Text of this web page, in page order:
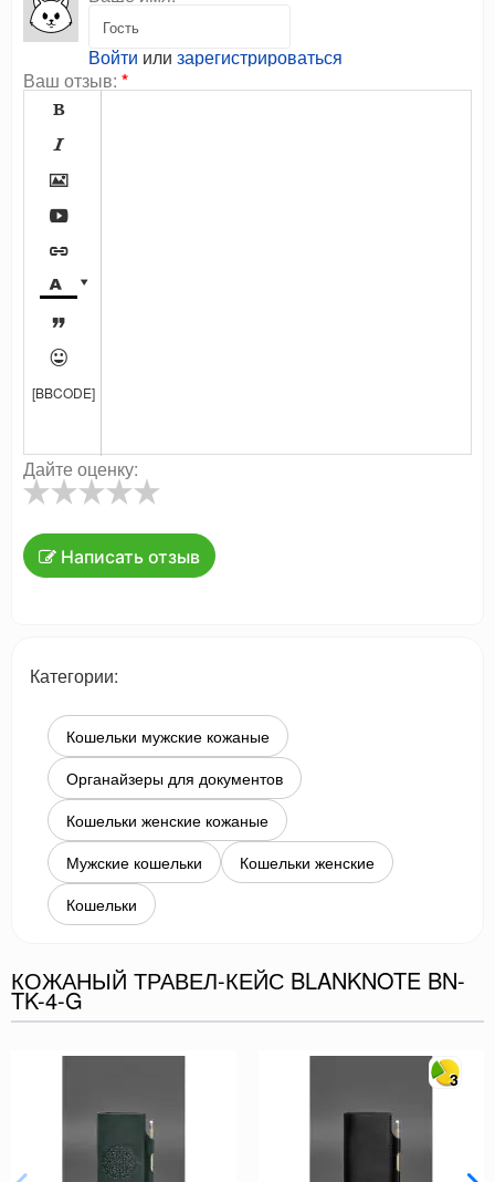
Войти или зарегистрироваться
Ваш отзыв: *









[BBCODE]
Дайте оценку:
Написать отзыв
Категории:
Кошельки мужские кожаные
Органайзеры для документов
Кошельки женские кожаные
Мужские кошельки
Кошельки женские
Кошельки
КОЖАНЫЙ ТРАВЕЛ-КЕЙС BLANKNOTE BN-
TK-4-G
3